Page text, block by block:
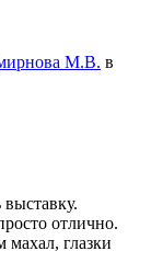
М.В. в
отлично.
махал, глазки